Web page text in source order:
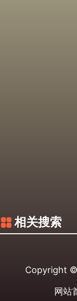
相关搜索
Copyright
网站